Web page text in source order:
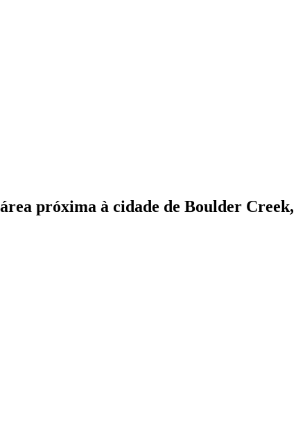
próxima à cidade de Boulder